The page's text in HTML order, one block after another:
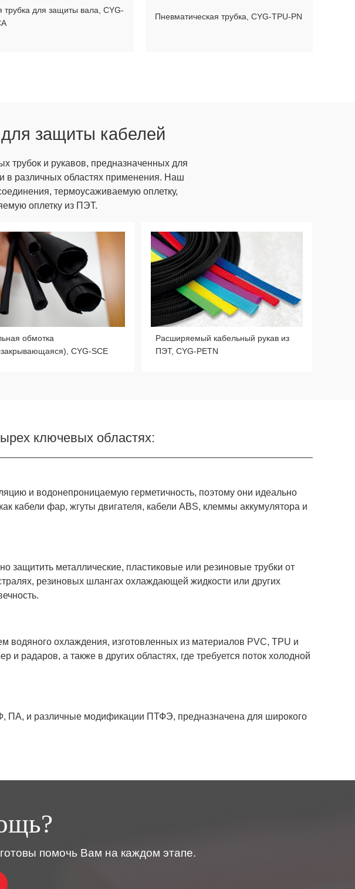
трубка для защиты вала, CYG-
Пневматическая трубка, CYG-TPU-PN
защиты кабелей
трубок и рукавов, предназначенных для
в различных областях применения. Наш
термоусаживаемую оплетку,
оплетку из ПЭТ.
обмотка
CYG-SCE
Расширяемый кабельный рукав из
ПЭТ, CYG-PETN
ключевых областях:
и водонепроницаемую герметичность, поэтому они идеально
кабели фар, жгуты двигателя, кабели ABS, клеммы аккумулятора и
металлические, пластиковые или резиновые трубки от
резиновых шлангах охлаждающей жидкости или других
водяного охлаждения, изготовленных из материалов PVC, TPU и
радаров, а также в других областях, где требуется поток холодной
ПА, и различные модификации ПТФЭ, предназначена для широкого
помочь Вам на каждом этапе.